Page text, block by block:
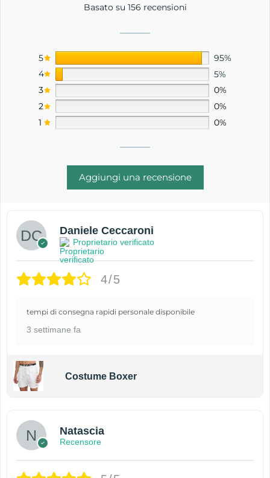
Basato su 156 recensioni
5
95%
4
5%
3
0%
2
0%
1
0%
Aggiungi una recensione
Daniele Ceccaroni
Proprietario verificato
4/5
tempi di consegna rapidi personale disponibile
3 settimane fa
Costume Boxer
Natascia
Recensore